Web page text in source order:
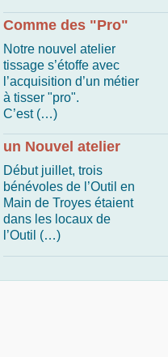
Comme des "Pro"
Notre nouvel atelier
tissage s’étoffe avec
l’acquisition d’un métier
à tisser "pro".
C’est (…)
un Nouvel atelier
Début juillet, trois
bénévoles de l’Outil en
Main de Troyes étaient
dans les locaux de
l’Outil (…)